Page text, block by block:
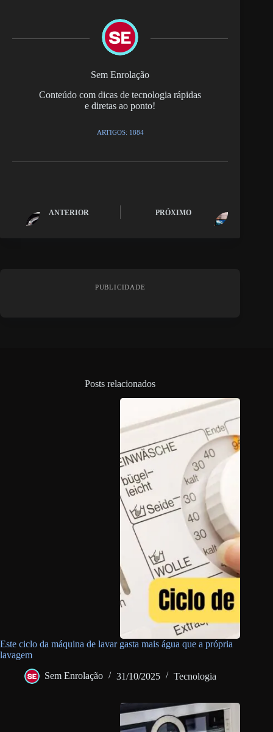
Sem Enrolação
Conteúdo com dicas de tecnologia rápidas
e diretas ao ponto!
ARTIGOS: 1884
ANTERIOR PRÓXIMO
PUBLICIDADE
Posts relacionados
Este ciclo da máquina de lavar gasta mais água que a própria
lavagem
Sem Enrolação 31/10/2025 Tecnologia